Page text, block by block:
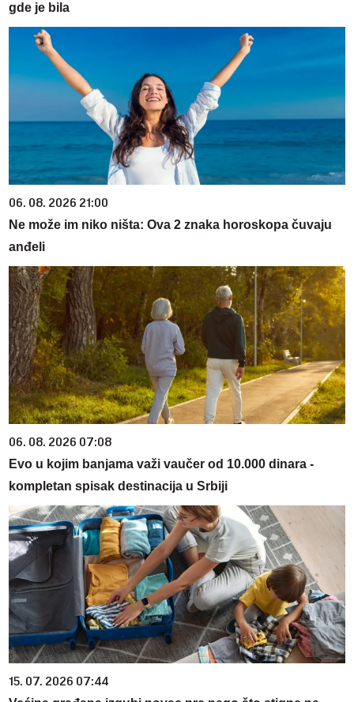
gde je bila
06. 08. 2026 21:00
Ne može im niko ništa: Ova 2 znaka horoskopa čuvaju
anđeli
06. 08. 2026 07:08
Evo u kojim banjama važi vaučer od 10.000 dinara -
kompletan spisak destinacija u Srbiji
15. 07. 2026 07:44